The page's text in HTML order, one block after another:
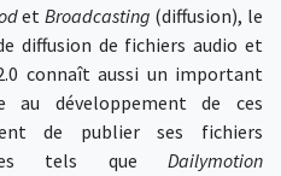
et Broadcasting (diffusion), le
diffusion de fichiers audio et
connaît aussi un important
au développement de ces
de publier ses fichiers
tels que Dailymotion